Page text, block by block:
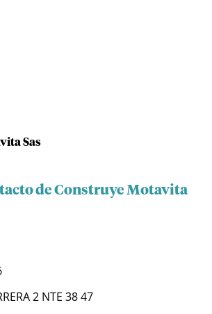
Sas
de Construye Motavita
2 NTE 38 47